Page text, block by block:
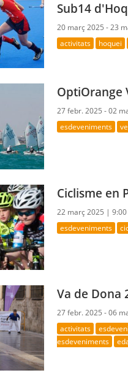
Sub14
20 març 2025 - 23
activitats hoquei
OptiOrange
27 febr. 2025 - 02
esdeveniments
Ciclisme en
22 març 2025 |
esdeveniments
Va de Dona
27 febr. 2025 - 06
activitats
esdeveniments